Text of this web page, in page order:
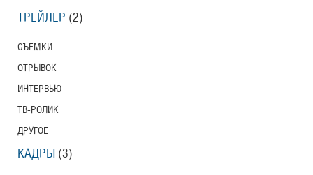
ТРЕЙЛЕР (2)
СЪЕМКИ
ОТРЫВОК
ИНТЕРВЬЮ
ТВ-РОЛИК
ДРУГОЕ
КАДРЫ (3)